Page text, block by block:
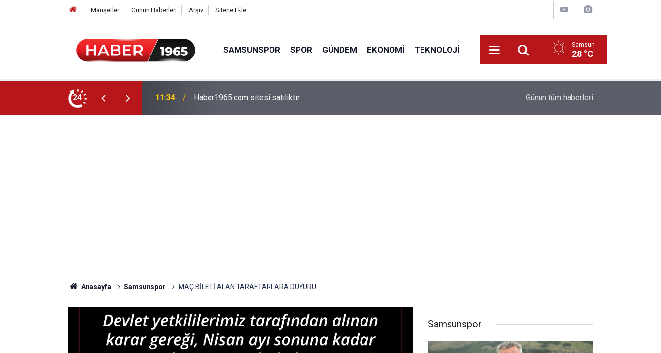
Manşetler Günün Haberleri Arşiv Sitene Ekle
SAMSUNSPOR SPOR GÜNDEM EKONOMI TEKNOLOJI Samsun
28 °C
24 15:52 Milyonlarca emekliyi ilgilendiriyor: Zamlı maaşlar hesaplarda Fahiş fiyatlar nedeniyle işletmelere 101 milyon
Günün tüm haberleri
Anasayfa Samsunspor MAÇ BİLETİ ALAN TARAFTARLARA DUYURU
Samsunspor